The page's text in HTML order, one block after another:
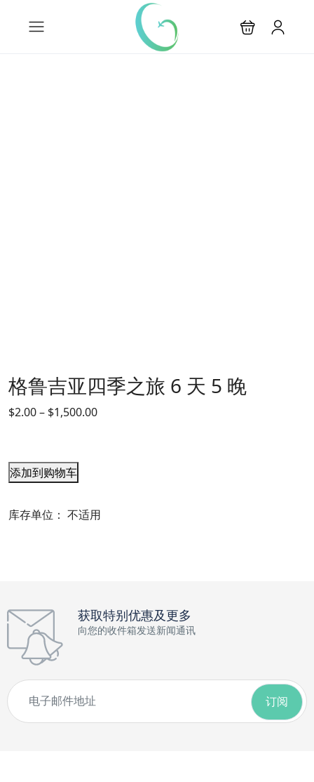
格鲁吉亚四季之旅 6 天 5 晚
$2.00– $1,500.00
添加到购物车
库存单位： 不适用
获取特别优惠及更多
向您的收件箱发送新闻通讯